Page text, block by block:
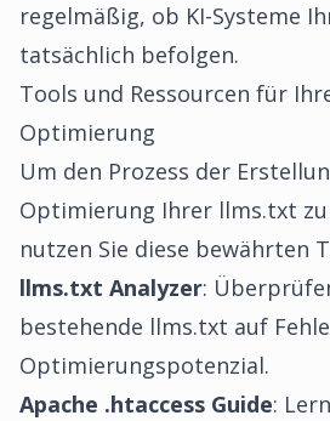
regelmäßig, ob KI-Systeme
tatsächlich befolgen.
Tools und Ressourcen für
Optimierung
Um den Prozess der
Optimierung Ihrer llms.txt
nutzen Sie diese bewährten
llms.txt Analyzer:
bestehende llms.txt auf
Optimierungspotenzial.
Apache .htaccess Guide: